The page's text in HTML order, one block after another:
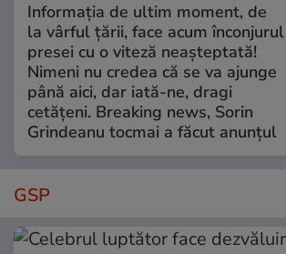
Informația de ultim moment, de
la vârful țării, face acum înconjurul
presei cu o viteză neașteptată!
Nimeni nu credea că se va ajunge
până aici, dar iată-ne, dragi
cetățeni. Breaking news, Sorin
Grindeanu tocmai a făcut anunțul
GSP